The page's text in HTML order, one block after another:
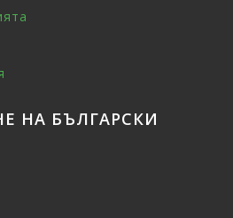
НА БЪЛГАРСКИ